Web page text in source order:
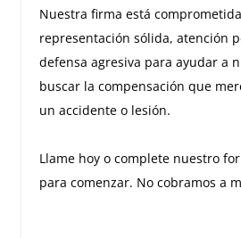
Nuestra firma está
representación sólida, atención
defensa agresiva para ayudar a
buscar la compensación que
un accidente o lesión.
Llame hoy o complete nuestro
para comenzar. No cobramos a